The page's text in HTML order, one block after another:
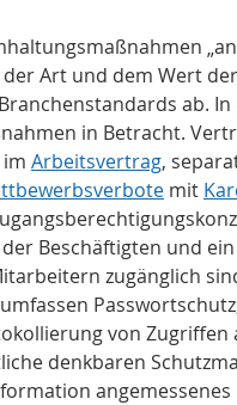
Art und dem Wert
ab.
in Betracht.
Arbeitsvertrag,
mit
Beschäftigten und
zugänglich
von
denkbaren